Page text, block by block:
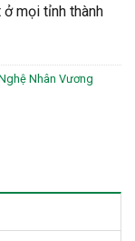
mọi tỉnh thành
Nhân Vương